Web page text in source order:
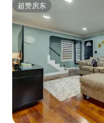
超赞房东
超赞房东